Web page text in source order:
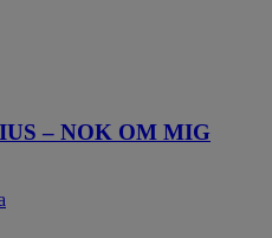
– NOK OM MIG